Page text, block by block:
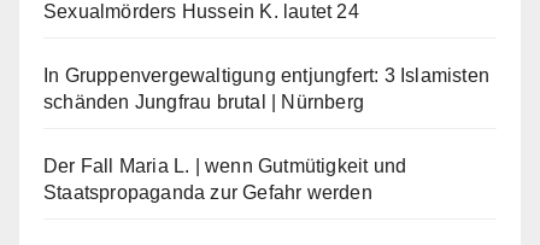
Sexualmörders Hussein K. lautet 24
In Gruppenvergewaltigung entjungfert: 3 Islamisten
schänden Jungfrau brutal | Nürnberg
Der Fall Maria L. | wenn Gutmütigkeit und
Staatspropaganda zur Gefahr werden